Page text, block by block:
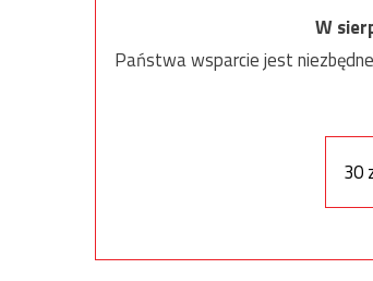
W
Państwa wsparcie jest
30